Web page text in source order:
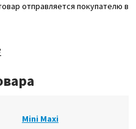
отправляется покупателю в
Mini Maxi